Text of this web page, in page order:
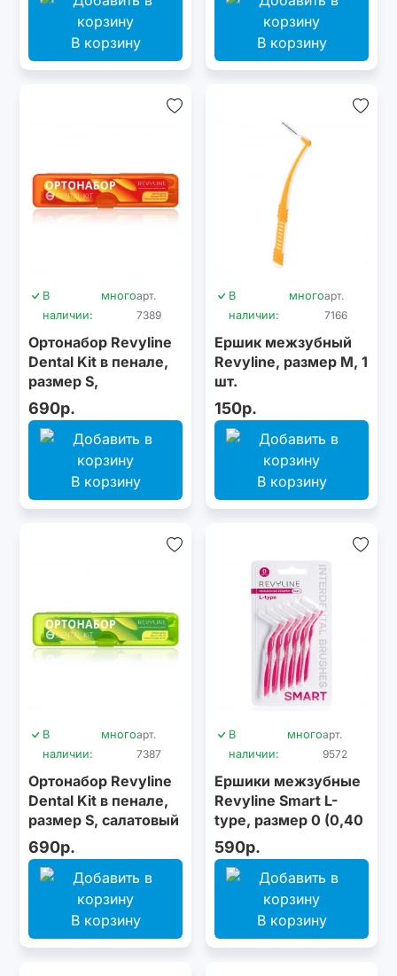
В корзину В корзину
В
наличии:
многоарт.
7389
Ортонабор Revyline
Dental Kit в пенале,
размер S,
оранжевый
690р.
В корзину
В
наличии:
многоарт.
7166
Ершик межзубный
Revyline, размер M, 1
шт.
150р.
В корзину
В
наличии:
многоарт.
7387
Ортонабор Revyline
Dental Kit в пенале,
размер S, салатовый
690р.
В корзину
В
наличии:
многоарт.
9572
Ершики межзубные
Revyline Smart L-
type, размер 0 (0,40
мм) розовые, 6 шт.
590р.
В корзину